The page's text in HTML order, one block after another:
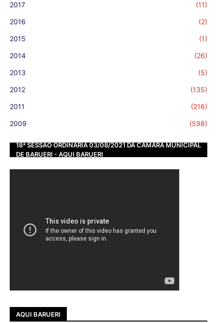
2017 (11)
2016 (2)
2015 (1)
2014 (26)
2013 (5)
2012 (135)
2011 (216)
2009 (598)
18ª SESSÃO ORDINÁRIA 03/08/2021 DA CÂMARA MUNICIPAL
DE BARUERI - AQUI BARUERI
AQUI BARUERI